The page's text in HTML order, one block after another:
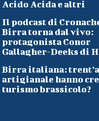
Acido Acida e altri
Il podcast di
Birra torna dal vivo:
protagonista Conor
Gallagher-Deeks di
Birra italiana:
artigianale hanno
turismo brassicolo?